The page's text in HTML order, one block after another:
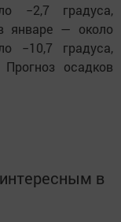
−2,7 градуса,
январе — около
−10,7 градуса,
осадков
в